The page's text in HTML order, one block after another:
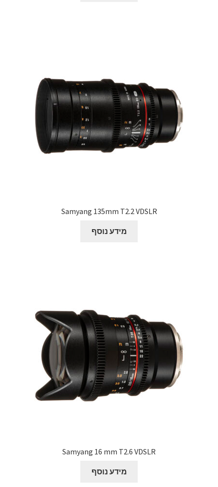
Samyang 135mm T2.2 VDSLR
מידע נוסף
Samyang 16 mm T2.6 VDSLR
מידע נוסף